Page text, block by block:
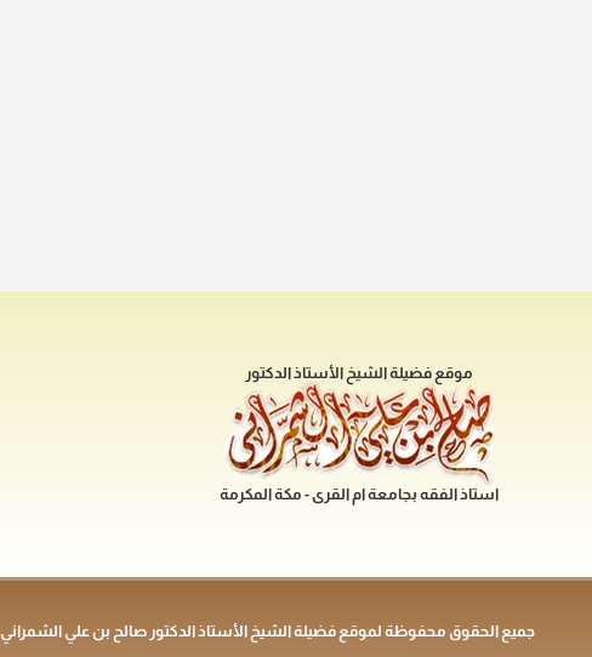
موقع فضيلة الشيخ الأستاذ الدكتور
استاذ الفقه بجامعة ام القرى - مكة المكرمة
جميع الحقوق محفوظة لموقع فضيلة الشيخ الأستاذ الدكتور صالح بن علي الشمراني